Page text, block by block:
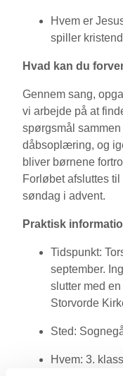
Hvem er
spiller
Hvad kan du
Gennem sang,
vi arbejde på at
spørgsmål
dåbsoplæring, og
bliver børnene
Forløbet afsluttes
søndag i advent.
Praktisk
Tidspunkt:
september.
slutter med
Storvorde
Sted:
Hvem: 3.